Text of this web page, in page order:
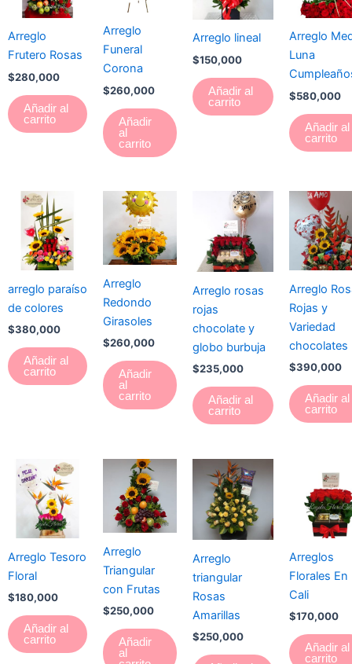
Arreglo
Frutero Rosas
$280,000
Añadir al
carrito
Arreglo
Funeral
Corona
$260,000
Añadir
al
carrito
Arreglo lineal
$150,000
Añadir al
carrito
Arreglo
Luna
$580,000
Añadir al
carrito
arreglo paraíso
de colores
$380,000
Añadir al
carrito
Arreglo
Redondo
Girasoles
$260,000
Añadir
al
carrito
Arreglo rosas
rojas
chocolate y
globo burbuja
$235,000
Añadir al
carrito
Arreglo
Rojas y
Variedad
chocolates
$390,000
Añadir al
carrito
Arreglo Tesoro
Floral
$180,000
Añadir al
carrito
Arreglo
Triangular
con Frutas
$250,000
Añadir
al
Arreglo
triangular
Rosas
Amarillas
$250,000
Arreglos
Florales En
Cali
$170,000
Añadir al
carrito